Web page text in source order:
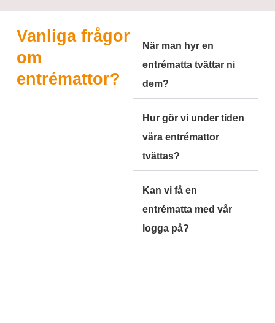
Vanliga frågor
om
entrémattor?
När man hyr en
entrématta tvättar ni
dem?
Hur gör vi under tiden
våra entrémattor
tvättas?
Kan vi få en
entrématta med vår
logga på?